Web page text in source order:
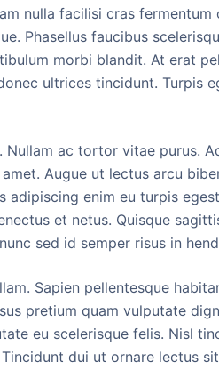
nulla facilisi cras fermentum
Phasellus faucibus
morbi blandit. At erat
ultrices tincidunt. Turpis
Nullam ac tortor vitae purus.
Augue ut lectus arcu
adipiscing enim eu turpis
et netus. Quisque
sed id semper risus in
Sapien pellentesque
pretium quam vulputate
eu scelerisque felis. Nisl
dui ut ornare lectus